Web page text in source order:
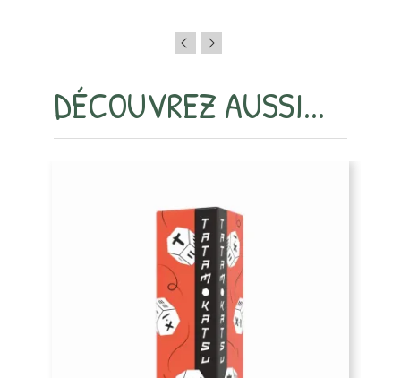
DÉCOUVREZ AUSSI...